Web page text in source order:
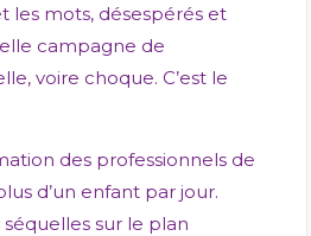
les mots, désespérés et
campagne de
voire choque. C’est le
des professionnels de
d’un enfant par jour.
sur le plan